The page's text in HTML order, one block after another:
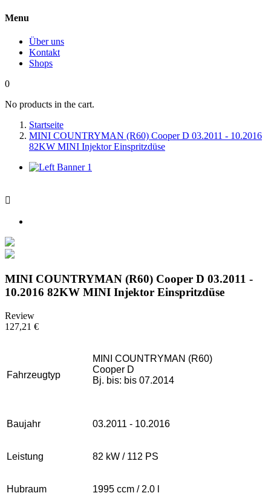
Menu
Über uns
Kontakt
Shops
0
No products in the cart.
Startseite
MINI COUNTRYMAN (R60) Cooper D 03.2011 - 10.2016
82KW MINI Injektor Einspritzdüse

MINI COUNTRYMAN (R60) Cooper D 03.2011 -
10.2016 82KW MINI Injektor Einspritzdüse
Review
127,21 €
Fahrzeugtyp
MINI COUNTRYMAN (R60)
Cooper D
Bj. bis: bis 07.2014
Baujahr 03.2011 - 10.2016
Leistung 82 kW / 112 PS
Hubraum 1995 ccm / 2.0 l